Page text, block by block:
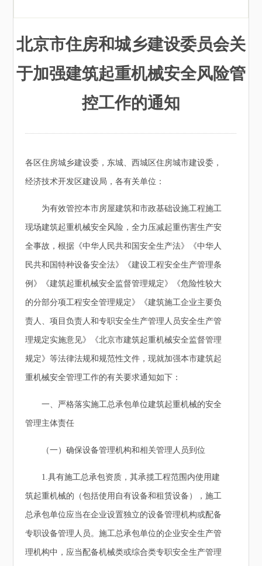
北京市住房和城乡建设委员会关
于加强建筑起重机械安全风险管
控工作的通知
各区住房城乡建设委，东城、西城区住房城市建设委，
经济技术开发区建设局，各有关单位：
为有效管控本市房屋建筑和市政基础设施工程施工
现场建筑起重机械安全风险，全力压减起重伤害生产安
全事故，根据《中华人民共和国安全生产法》《中华人
民共和国特种设备安全法》《建设工程安全生产管理条
例》《建筑起重机械安全监督管理规定》《危险性较大
的分部分项工程安全管理规定》《建筑施工企业主要负
责人、项目负责人和专职安全生产管理人员安全生产管
理规定实施意见》《北京市建筑起重机械安全监督管理
规定》等法律法规和规范性文件，现就加强本市建筑起
重机械安全管理工作的有关要求通知如下：
一、严格落实施工总承包单位建筑起重机械的安全
管理主体责任
（一）确保设备管理机构和相关管理人员到位
1.具有施工总承包资质，其承揽工程范围内使用建
筑起重机械的（包括使用自有设备和租赁设备），施工
总承包单位应当在企业设置独立的设备管理机构或配备
专职设备管理人员。施工总承包单位的企业安全生产管
理机构中，应当配备机械类或综合类专职安全生产管理